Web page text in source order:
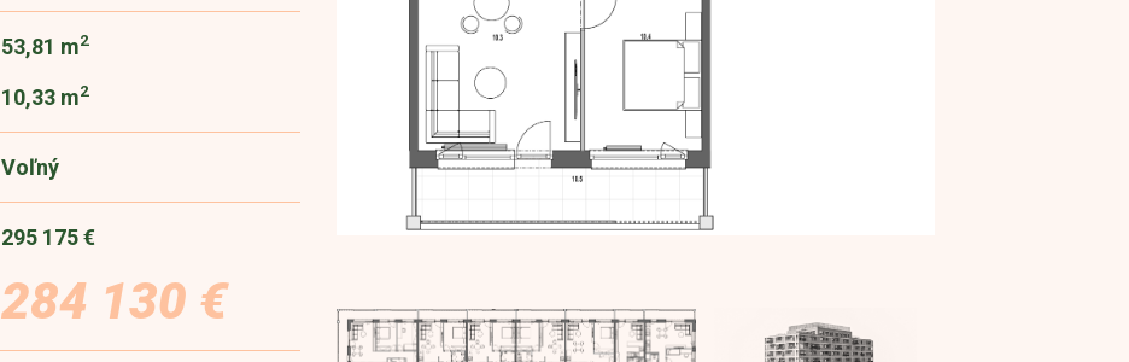
53,81 m2
10,33 m2
Voľný
295 175 €
284 130 €